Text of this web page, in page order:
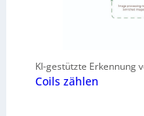
KI-gestützte Erkennung
Coils zählen